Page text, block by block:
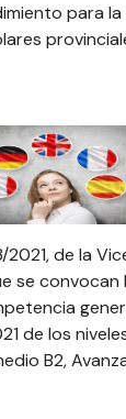
para
de la
se convocan
de los
B2,